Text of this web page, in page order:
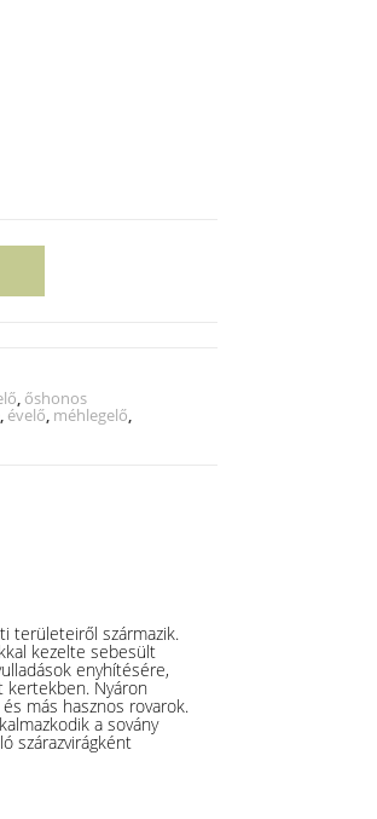
, őshonos
, évelő, méhlegelő,
területeiről származik.
kezelte sebesült
enyhítésére,
kertekben. Nyáron
más hasznos rovarok.
a sovány
szárazvirágként